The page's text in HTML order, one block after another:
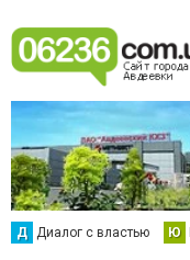
Д Диалог с властью Ю